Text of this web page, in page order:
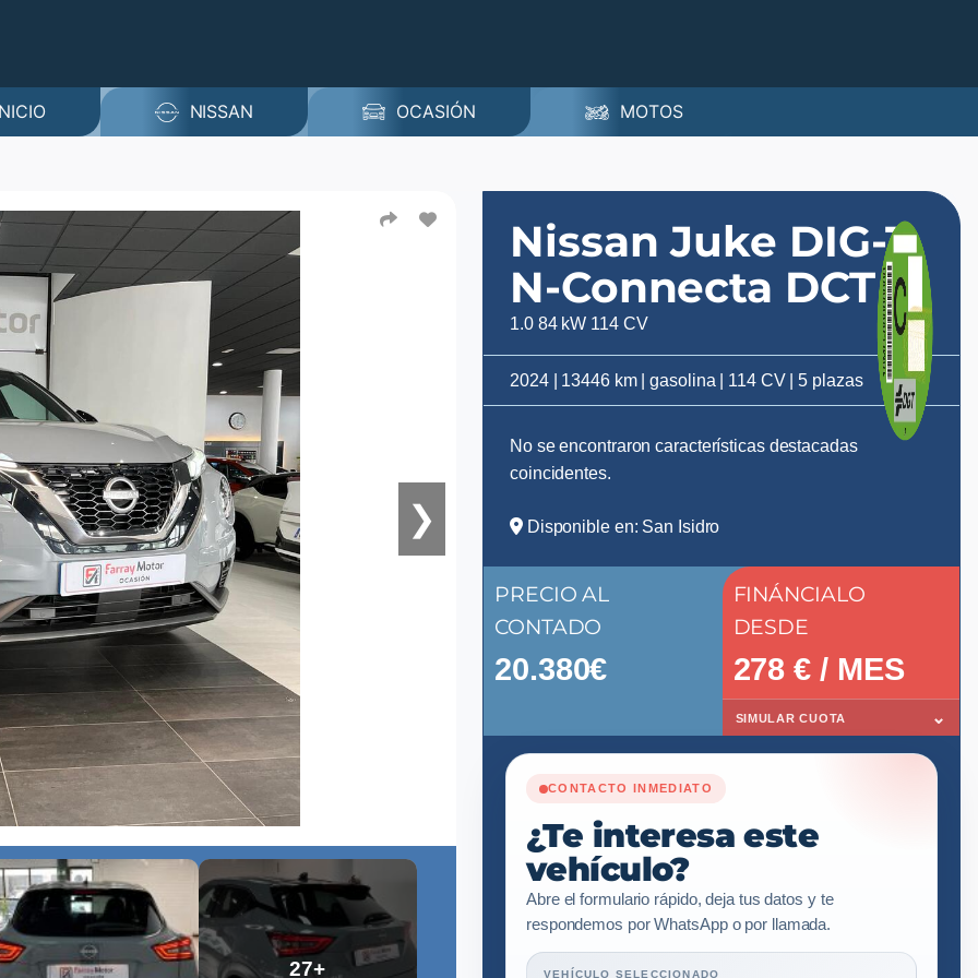
NISSAN OCASIÓN MOTOS
❯
27+
Nissan Juke DIG-T
N-Connecta DCT
1.0 84 kW 114 CV
2024 | 13446 km | gasolina | 114 CV | 5 plazas
No se encontraron características destacadas
coincidentes.
Disponible en: San Isidro
PRECIO AL
CONTADO
20.380€
FINÁNCIALO
DESDE
278 € / MES
SIMULAR CUOTA ⌄
CONTACTO INMEDIATO
¿Te interesa este
vehículo?
Abre el formulario rápido, deja tus datos y te
respondemos por WhatsApp o por llamada.
VEHÍCULO SELECCIONADO